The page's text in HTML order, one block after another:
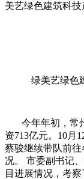
美艺绿色建筑科技
绿美艺绿色建
今年年初，常州
资713亿元。10月
蔡骏继续带队前
况。 市委副书记
目进展情况，考